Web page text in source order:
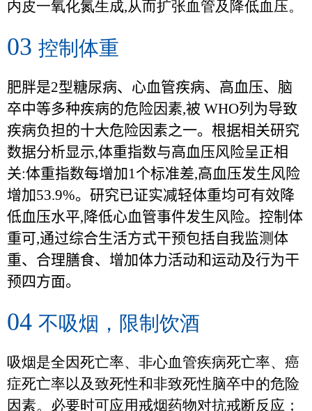
内皮一氧化氮生成,从而扩张血管及降低血压。
03 控制体重
肥胖是2型糖尿病、心血管疾病、高血压、脑
卒中等多种疾病的危险因素,被 WHO列为导致
疾病负担的十大危险因素之一。根据相关研究
数据分析显示,体重指数与高血压风险呈正相
关:体重指数每增加1个标准差,高血压发生风险
增加53.9%。研究已证实减轻体重均可有效降
低血压水平,降低心血管事件发生风险。控制体
重可,通过综合生活方式干预包括自我监测体
重、合理膳食、增加体力活动和运动及行为干
预四方面。
04 不吸烟，限制饮酒
吸烟是全因死亡率、非心血管疾病死亡率、癌
症死亡率以及致死性和非致死性脑卒中的危险
因素。必要时可应用戒烟药物对抗戒断反应；